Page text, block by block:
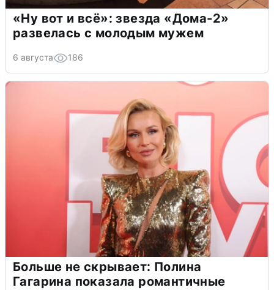
«Ну вот и всё»: звезда «Дома-2»
развелась с молодым мужем
6 августа 186
Больше не скрывает: Полина
Гагарина показала романтичные